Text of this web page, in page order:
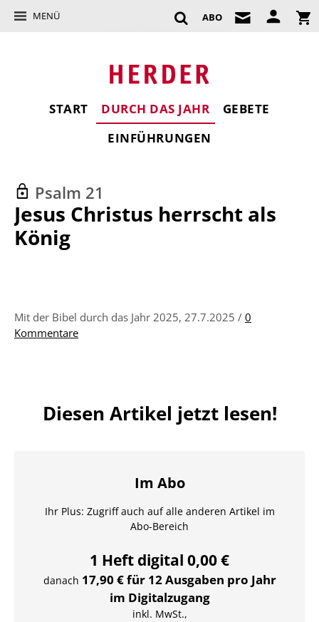
MENÜ ABO
START DURCH DAS JAHR
GEBETE
EINFÜHRUNGEN
Psalm 21
:
Jesus Christus herrscht als
König
Mit der Bibel durch das Jahr 2025, 27.7.2025 / 0
Kommentare
Diesen Artikel jetzt lesen!
Im Abo
Ihr Plus: Zugriff auch auf alle anderen Artikel im
Abo-Bereich
1 Heft digital 0,00 €
danach 17,90 € für 12 Ausgaben pro Jahr
im Digitalzugang
inkl. MwSt.,